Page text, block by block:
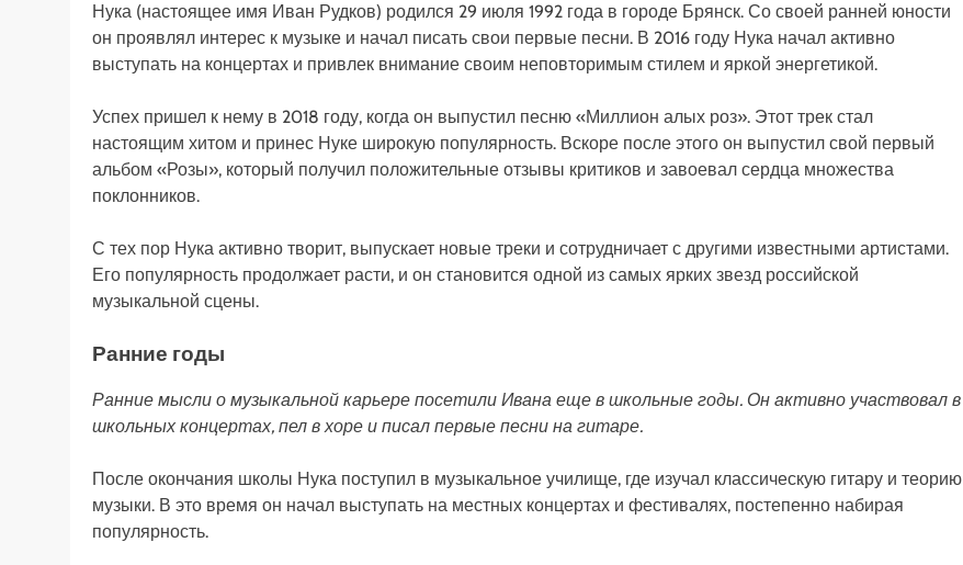
Нука (настоящее имя Иван Рудков) родился 29 июля 1992 года в городе Брянск. Со своей ранней юности
он проявлял интерес к музыке и начал писать свои первые песни. В 2016 году Нука начал активно
выступать на концертах и привлек внимание своим неповторимым стилем и яркой энергетикой.
Успех пришел к нему в 2018 году, когда он выпустил песню «Миллион алых роз». Этот трек стал
настоящим хитом и принес Нуке широкую популярность. Вскоре после этого он выпустил свой первый
альбом «Розы», который получил положительные отзывы критиков и завоевал сердца множества
поклонников.
С тех пор Нука активно творит, выпускает новые треки и сотрудничает с другими известными артистами.
Его популярность продолжает расти, и он становится одной из самых ярких звезд российской
музыкальной сцены.
Ранние годы
Ранние мысли о музыкальной карьере посетили Ивана еще в школьные годы. Он активно участвовал в
школьных концертах, пел в хоре и писал первые песни на гитаре.
После окончания школы Нука поступил в музыкальное училище, где изучал классическую гитару и теорию
музыки. В это время он начал выступать на местных концертах и фестивалях, постепенно набирая
популярность.